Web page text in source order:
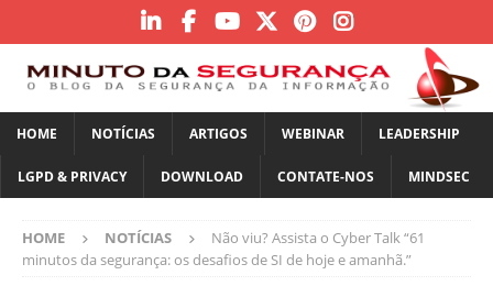
HOME NOTÍCIAS ARTIGOS WEBINAR LEADERSHIP
LGPD & PRIVACY DOWNLOAD CONTATE-NOS MINDSEC
HOME NOTÍCIAS
Não viu? Assista o Cyber Talk “61
minutos da segurança: os desafios de SI de hoje e amanhã.”